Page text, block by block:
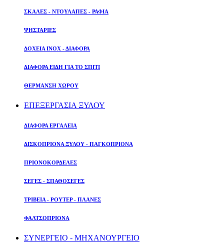
ΣΚΑΛΕΣ - ΝΤΟΥΛΑΠΕΣ - ΡΑΦΙΑ
ΨΗΣΤΑΡΙΕΣ
ΔΟΧΕΙΑ ΙΝΟΧ - ΔΙΑΦΟΡΑ
ΔΙΑΦΟΡΑ ΕΙΔΗ ΓΙΑ ΤΟ ΣΠΙΤΙ
ΘΕΡΜΑΝΣΗ ΧΩΡΟΥ
ΕΠΕΞΕΡΓΑΣΙΑ ΞΥΛΟΥ
ΔΙΑΦΟΡΑ ΕΡΓΑΛΕΙΑ
ΔΙΣΚΟΠΡΙΟΝΑ ΞΥΛΟΥ - ΠΑΓΚΟΠΡΙΟΝΑ
ΠΡΙΟΝΟΚΟΡΔΕΛΕΣ
ΣΕΓΕΣ - ΣΠΑΘΟΣΕΓΕΣ
ΤΡΙΒΕΙΑ - ΡΟΥΤΕΡ - ΠΛΑΝΕΣ
ΦΑΛΤΣΟΠΡΙΟΝΑ
ΣΥΝΕΡΓΕΙΟ - ΜΗΧΑΝΟΥΡΓΕΙΟ